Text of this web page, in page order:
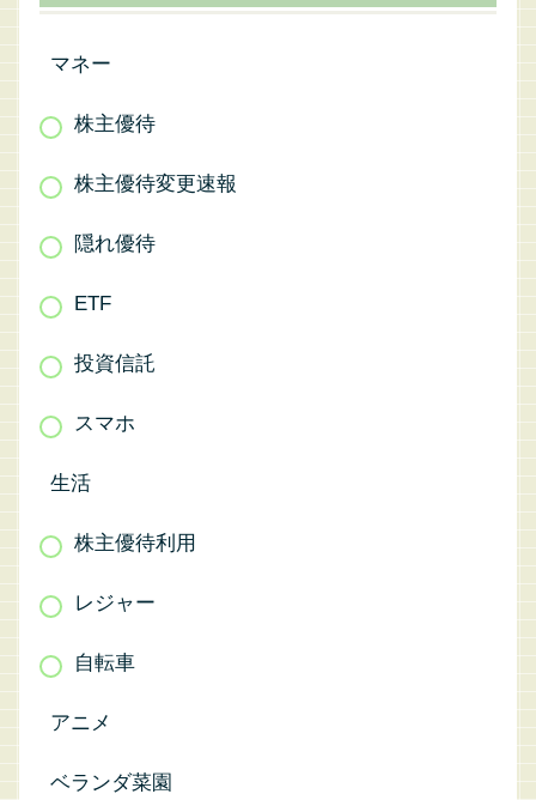
マネー
株主優待
株主優待変更速報
隠れ優待
ETF
投資信託
スマホ
生活
株主優待利用
レジャー
自転車
アニメ
ベランダ菜園